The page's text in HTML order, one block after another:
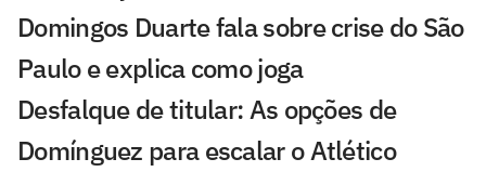
Domingos Duarte fala sobre crise do São
Paulo e explica como joga
Desfalque de titular: As opções de
Domínguez para escalar o Atlético